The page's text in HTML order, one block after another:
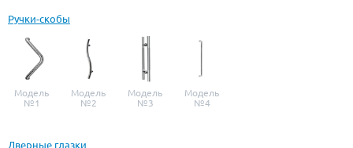
Ручки-скобы
Модель
№1
Модель
№2
Модель
№3
Модель
№4
Дверные глазки